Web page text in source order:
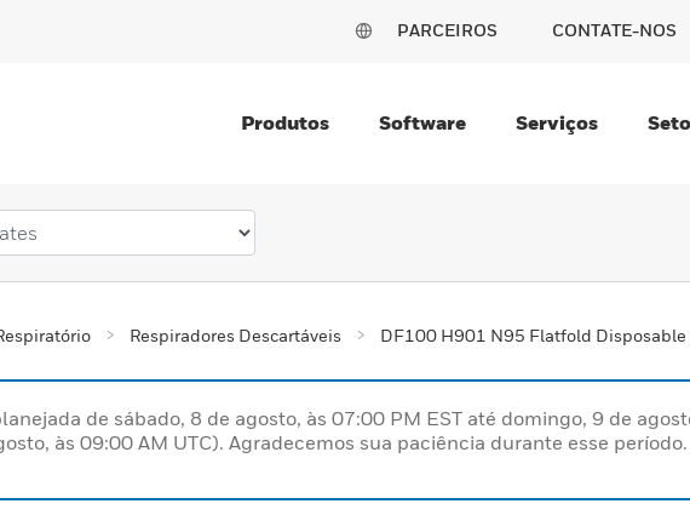
PARCEIROS CONTATE-NOS
Produtos Software Serviços
Respiradores Descartáveis DF100 H901 N95 Flatfold Disposable
de sábado, 8 de agosto, às 07:00 PM EST até domingo, 9 de
às 09:00 AM UTC). Agradecemos sua paciência durante esse período.